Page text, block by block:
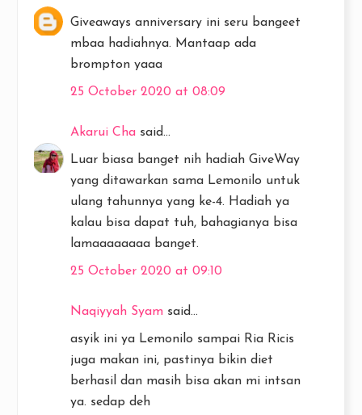
Giveaways anniversary ini seru bangeet
mbaa hadiahnya. Mantaap ada
brompton yaaa
25 October 2020 at 08:09
Akarui Cha said...
Luar biasa banget nih hadiah GiveWay
yang ditawarkan sama Lemonilo untuk
ulang tahunnya yang ke-4. Hadiah ya
kalau bisa dapat tuh, bahagianya bisa
lamaaaaaaaa banget.
25 October 2020 at 09:10
Naqiyyah Syam said...
asyik ini ya Lemonilo sampai Ria Ricis
juga makan ini, pastinya bikin diet
berhasil dan masih bisa akan mi intsan
ya. sedap deh